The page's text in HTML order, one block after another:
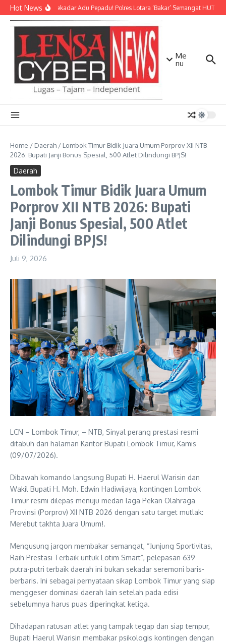
Lewati ke konten
Hot NewsBukan Sekadar Adu Pepadu! Polres Lotara ‘Bakar’ Semangat HUT
Me
nu
Home / Daerah / Lombok Timur Bidik Juara Umum Porprov XII NTB
2026: Bupati Janji Bonus Spesial, 500 Atlet Dilindungi BPJS!
Daerah
Lombok Timur Bidik Juara Umum
Porprov XII NTB 2026: Bupati
Janji Bonus Spesial, 500 Atlet
Dilindungi BPJS!
Juli 9, 2026
LCN – Lombok Timur, – NTB, Sinyal perang prestasi resmi
ditabuh dari halaman Kantor Bupati Lombok Timur, Kamis
(09/07/2026).
Dibawah komando langsung Bupati H. Haerul Warisin dan
Wakil Bupati H. Moh. Edwin Hadiwijaya, kontingen Lombok
Timur resmi dilepas menuju medan laga Pekan Olahraga
Provinsi (Porprov) XII NTB 2026 dengan satu target mutlak:
Merebut takhta Juara Umum!.
Mengusung jargon membakar semangat, “Junjung Sportivitas,
Raih Prestasi Terbaik untuk Lotim Smart”, pelepasan 639
putra-putri terbaik daerah ini bukan sekadar seremoni baris-
berbaris. Ini sebagai pernyataan sikap Lombok Timur yang siap
menggeser dominasi daerah lain setelah pada edisi
sebelumnya harus puas diperingkat ketiga.
Dihadapan ratusan atlet yang tampak tegap dan siap tempur,
Bupati Haerul Warisin membakar psikologis kontingen dengan